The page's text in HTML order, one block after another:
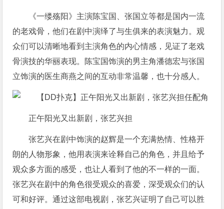
《一缕殇阳》主演陈宝国、张国立等都是国内一流
的老戏骨，他们在剧中演绎了与生俱来的表演魅力。观
众们可以清晰地看到主演角色的内心情感，见证了老戏
骨演技的华丽表现。陈宝国饰演的男主角潘德宏与张国
立饰演的医生商燕之间的互动非常温馨，也十分感人。
正午阳光又出新剧，张艺兴担
张艺兴在剧中饰演的赵辉是一个充满热情、性格开
朗的人物形象，他用表演来诠释自己的角色，并且给予
观众多方面的感受，也让人看到了他的不一样的一面。
张艺兴在剧中的角色很受观众的喜爱，深受观众们的认
可和好评。通过这部电视剧，张艺兴证明了自己可以胜